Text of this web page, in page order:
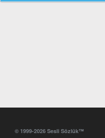
© 1999-2026 Sesli Sözlük™